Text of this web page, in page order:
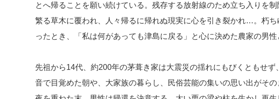
とへ帰ることを願い続けている。残存する放射線のため立ち入りを
繁る草木に覆われ、人々帰るに帰れぬ現実に心を引き裂かれ…。朽ち
ったとき、「私は何があっても津島に戻る」と心に決めた農家の男性
先祖から14代、約200年の茅葺き家は大震災の揺れにもびくともせず
音で目覚めた朝や、大家族の暮らし、民俗芸能の集いの思い出がそ